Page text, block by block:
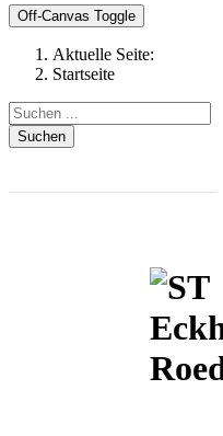
Off-Canvas Toggle
Aktuelle Seite:
Startseite
Suchen